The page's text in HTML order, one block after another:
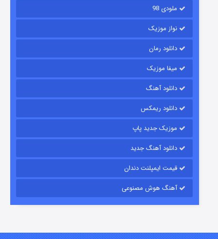
قسمت
قسمت۲ (دوبله) منتشر شد
ملودی 98
نواز موزیک
دانلود رمان
میفا موزیک
دانلود آهنگ
دانلود ریمکس
موزیک جدید پاپ
دانلود آهنگ جدید
قیمت ایمپلنت دندان
آهنگ هوش مصنوعی